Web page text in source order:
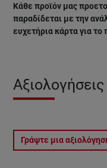
Κάθε προϊόν μας
παραδίδεται με την
ευχετήρια κάρτα για
Αξιολογήσεις
Γράψτε μια